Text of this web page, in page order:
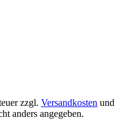
zzgl. Versandkosten und
anders angegeben.